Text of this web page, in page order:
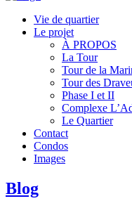
Vie de quartier
Le projet
À PROPOS
La Tour
Tour de la
Tour des
Phase I et II
Complexe
Le Quartier
Contact
Condos
Images
Blog